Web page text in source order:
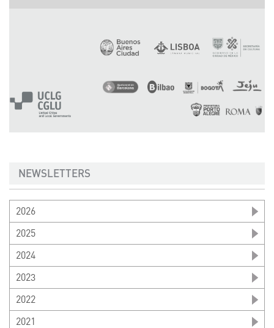
NEWSLETTERS
2026
2025
2024
2023
2022
2021